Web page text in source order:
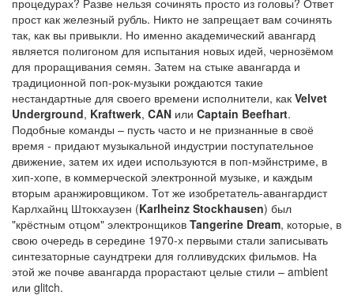
прост как железный рубль. Никто не запрещает вам сочинять
так, как вы привыкли. Но именно академический авангард
является полигоном для испытания новых идей, чернозёмом
для проращивания семян. Затем на стыке авангарда и
традиционной поп-рок-музыки рождаются такие
нестандартные для своего времени исполнители, как Velvet
Underground, Kraftwerk, CAN или Captain Beefhart.
Подобные команды – пусть часто и не признанные в своё
время - придают музыкальной индустрии поступательное
движение, затем их идеи используются в поп-мэйнстриме, в
хип-хопе, в коммерческой электронной музыке, и каждым
вторым аранжировщиком. Тот же изобретатель-авангардист
Карлхайнц Штокхаузен (Karlheinz Stockhausen) был
"крёстным отцом" электронщиков Tangerine Dream, которые, в
свою очередь в середине 1970-х первыми стали записывать
синтезаторные саундтреки для голливудских фильмов. На
этой же почве авангарда прорастают целые стили – ambient
или glitch.